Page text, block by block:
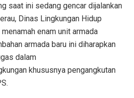
saat ini sedang gencar dijalankan
Dinas Lingkungan Hidup
enam unit armada
armada baru ini diharapkan
dalam
khususnya pengangkutan